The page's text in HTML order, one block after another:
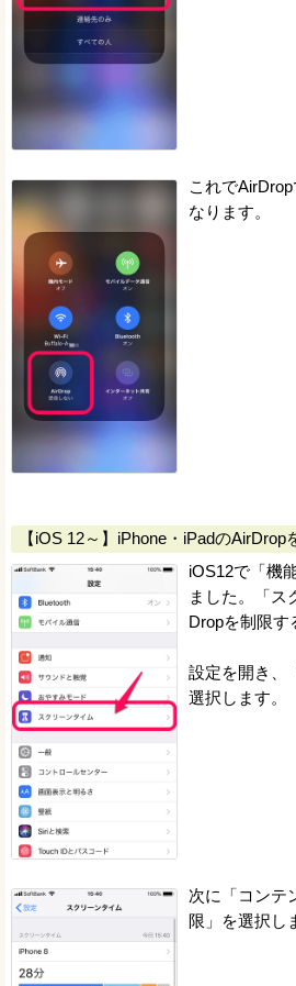
これで
なります。
【iOS 12～】iPhone・iPadの
iOS12で「機
ました。「ス
Dropを制限す
設定を開き、
選択します。
次に「コンテ
限」を選択し